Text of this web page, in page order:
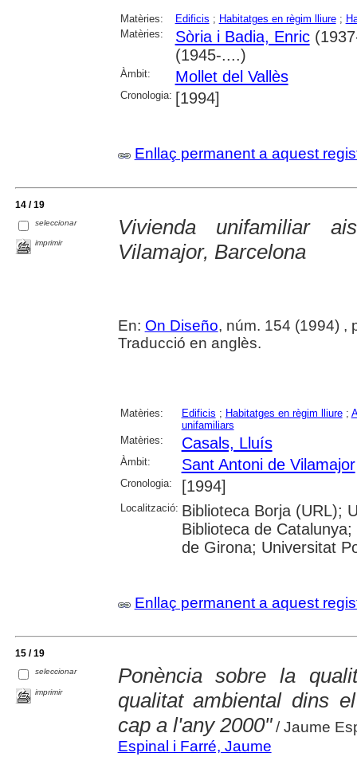
Matèries: Edificis ; Habitatges en règim lliure;
Matèries:
Sòria i Badia, Enric
(1945-....)
Àmbit: Mollet del Vallès
Cronologia: [1994]
Enllaç permanent a aquest
14 / 19
seleccionar
imprimir
Vivienda unifamiliar
Vilamajor, Barcelona
En: On Diseño, núm. 154 (1994) ,
Traducció en anglès.
Matèries: Edificis ; Habitatges en règim lliure;
unifamiliars
Matèries:
Casals, Lluís
Àmbit: Sant Antoni de Vilamajor
Cronologia: [1994]
Localització: Biblioteca Borja (URL);
Biblioteca de
de Girona; Universitat
Enllaç permanent a aquest
15 / 19
seleccionar
imprimir
Ponència sobre la
qualitat ambiental dins
cap a l'any 2000"/ Jaume
Espinal i Farré, Jaume